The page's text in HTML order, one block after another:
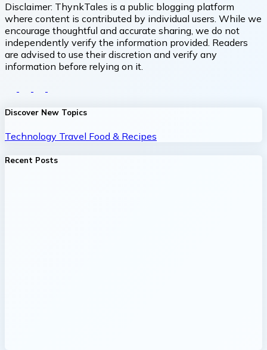
Disclaimer: ThynkTales is a public blogging platform
where content is contributed by individual users. While we
encourage thoughtful and accurate sharing, we do not
independently verify the information provided. Readers
are advised to use their discretion and verify any
information before relying on it.
Discover New Topics
Technology Travel Food & Recipes
Recent Posts